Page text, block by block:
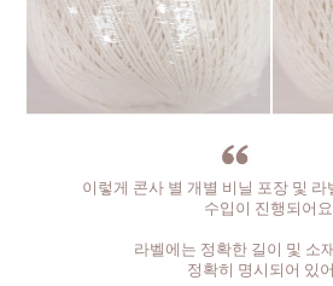
이렇게 콘사 별 개별 비닐 포장 및
수입이 진행되어
라벨에는 정확한 길이 및 소
정확히 명시되어 있